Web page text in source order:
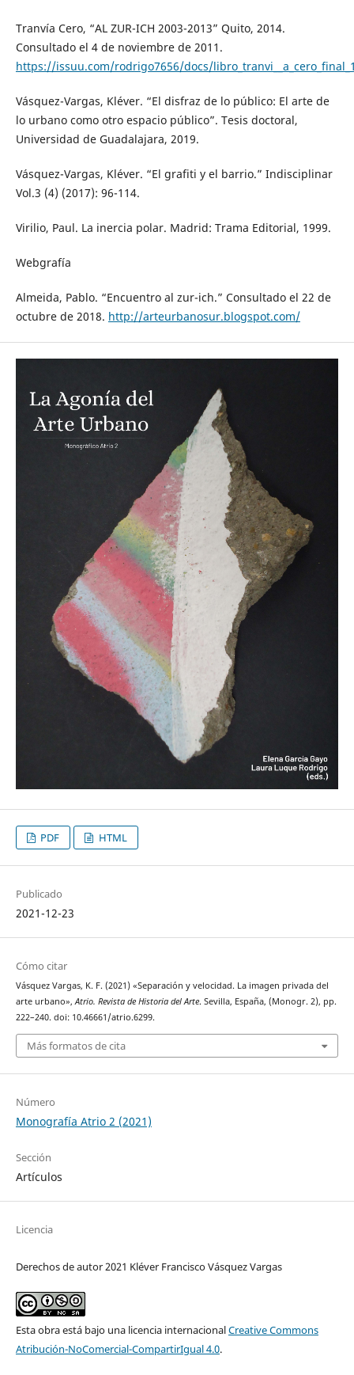
Tranvía Cero, “AL ZUR-ICH 2003-2013” Quito, 2014.
Consultado el 4 de noviembre de 2011.
https://issuu.com/rodrigo7656/docs/
Vásquez-Vargas, Kléver. “El disfraz de lo público: El arte de
lo urbano como otro espacio público”. Tesis doctoral,
Universidad de Guadalajara, 2019.
Vásquez-Vargas, Kléver. “El grafiti y el barrio.” Indisciplinar
Vol.3 (4) (2017): 96-114.
Virilio, Paul. La inercia polar. Madrid: Trama Editorial, 1999.
Webgrafía
Almeida, Pablo. “Encuentro al zur-ich.” Consultado el 22 de
octubre de 2018. http://arteurbanosur.blogspot.com/
PDF HTML
Publicado
2021-12-23
Cómo citar
Vásquez Vargas, K. F. (2021) «Separación y velocidad. La imagen privada del
arte urbano»,Atrio. Revista de Historia del Arte. Sevilla, España, (Monogr. 2), pp.
222–240. doi: 10.46661/atrio.6299.
Más formatos de cita
Número
Monografía Atrio 2 (2021)
Sección
Artículos
Licencia
Derechos de autor 2021 Kléver Francisco Vásquez Vargas
Esta obra está bajo una licencia internacionalCreative Commons
Atribución-NoComercial-CompartirIgual 4.0.